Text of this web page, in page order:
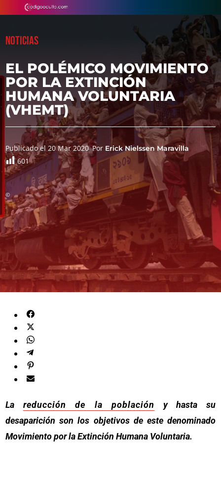
NOTICIAS
EL POLÉMICO MOVIMIENTO
POR LA EXTINCIÓN
HUMANA VOLUNTARIA
(VHEMT)
Publicado el 20 Mar 2020 Por Erick Nielssen Maravilla
601
©
La reducción de la población
y hasta su
desaparición son los objetivos de este denominado
Movimiento por la Extinción Humana Voluntaria.